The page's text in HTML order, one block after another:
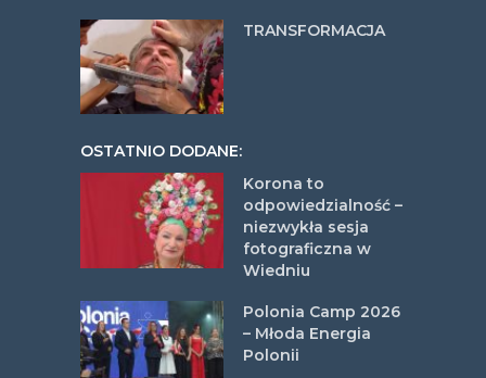
TRANSFORMACJA
OSTATNIO DODANE:
Korona to
odpowiedzialność –
niezwykła sesja
fotograficzna w
Wiedniu
Polonia Camp 2026
– Młoda Energia
Polonii